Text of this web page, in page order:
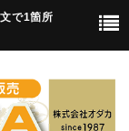
で1箇所